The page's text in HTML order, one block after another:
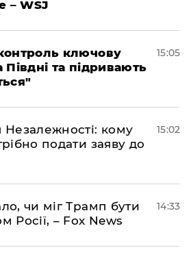
– WSJ
ключову
Півдні та підривають
15:05
кому
подати заяву до
15:02
чи міг Трамп бути
Росії, – Fox News
14:33